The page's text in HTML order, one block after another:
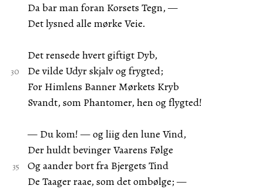
Da bar man foran Korsets Tegn, —
Det lysned alle mørke Veie.
Det rensede hvert giftigt Dyb,
De vilde Udyr skjalv og frygted;
For Himlens Banner Mørkets Kryb
Svandt, som Phantomer, hen og flygted!
— Du kom! — og liig den lune Vind,
Der huldt bevinger Vaarens Følge
Og aander bort fra Bjergets Tind
De Taager raae, som det ombølge; —